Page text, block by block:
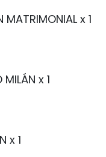
MATRIMONIALx 1
MILÁN x 1
x 1